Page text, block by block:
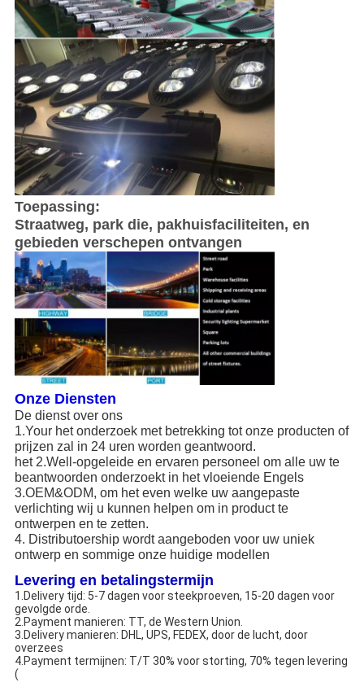
Toepassing:
Straatweg, park die, pakhuisfaciliteiten, en
gebieden verschepen ontvangen
Onze Diensten
De dienst over ons
1.Your het onderzoek met betrekking tot onze producten of
prijzen zal in 24 uren worden geantwoord.
het 2.Well-opgeleide en ervaren personeel om alle uw te
beantwoorden onderzoekt in het vloeiende Engels
3.OEM&ODM, om het even welke uw aangepaste
verlichting wij u kunnen helpen om in product te
ontwerpen en te zetten.
4. Distributoership wordt aangeboden voor uw uniek
ontwerp en sommige onze huidige modellen
Levering en betalingstermijn
1.Delivery tijd: 5-7 dagen voor steekproeven, 15-20 dagen voor
gevolgde orde.
2.Payment manieren: TT, de Western Union.
3.Delivery manieren: DHL, UPS, FEDEX, door de lucht, door
overzees
4.Payment termijnen: T/T 30% voor storting, 70% tegen levering
(